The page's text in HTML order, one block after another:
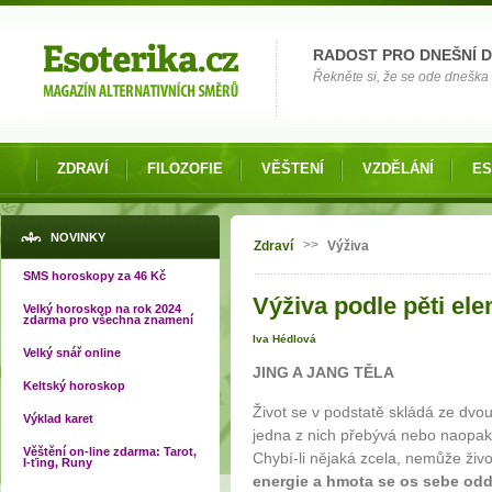
RADOST PRO DNEŠNÍ
Řekněte si, že se ode
ZDRAVÍ FILOZOFIE VĚŠTENÍ VZDĚLÁNÍ
NOVINKY
SMS horoskopy za 46 Kč
Velký horoskop na rok 2024
zdarma pro všechna znamení
Velký snář online
Keltský horoskop
Výklad karet
Věštění on-line zdarma: Tarot,
I-ťing, Runy
Jste zde
Zdraví >> Výživa
Výživa podle pěti
Iva Hédlová
JING A JANG TĚLA
Život se v podstatě skládá ze
jedna z nich přebývá nebo
Chybí-li nějaká zcela, nemůže
energie a hmota se os sebe